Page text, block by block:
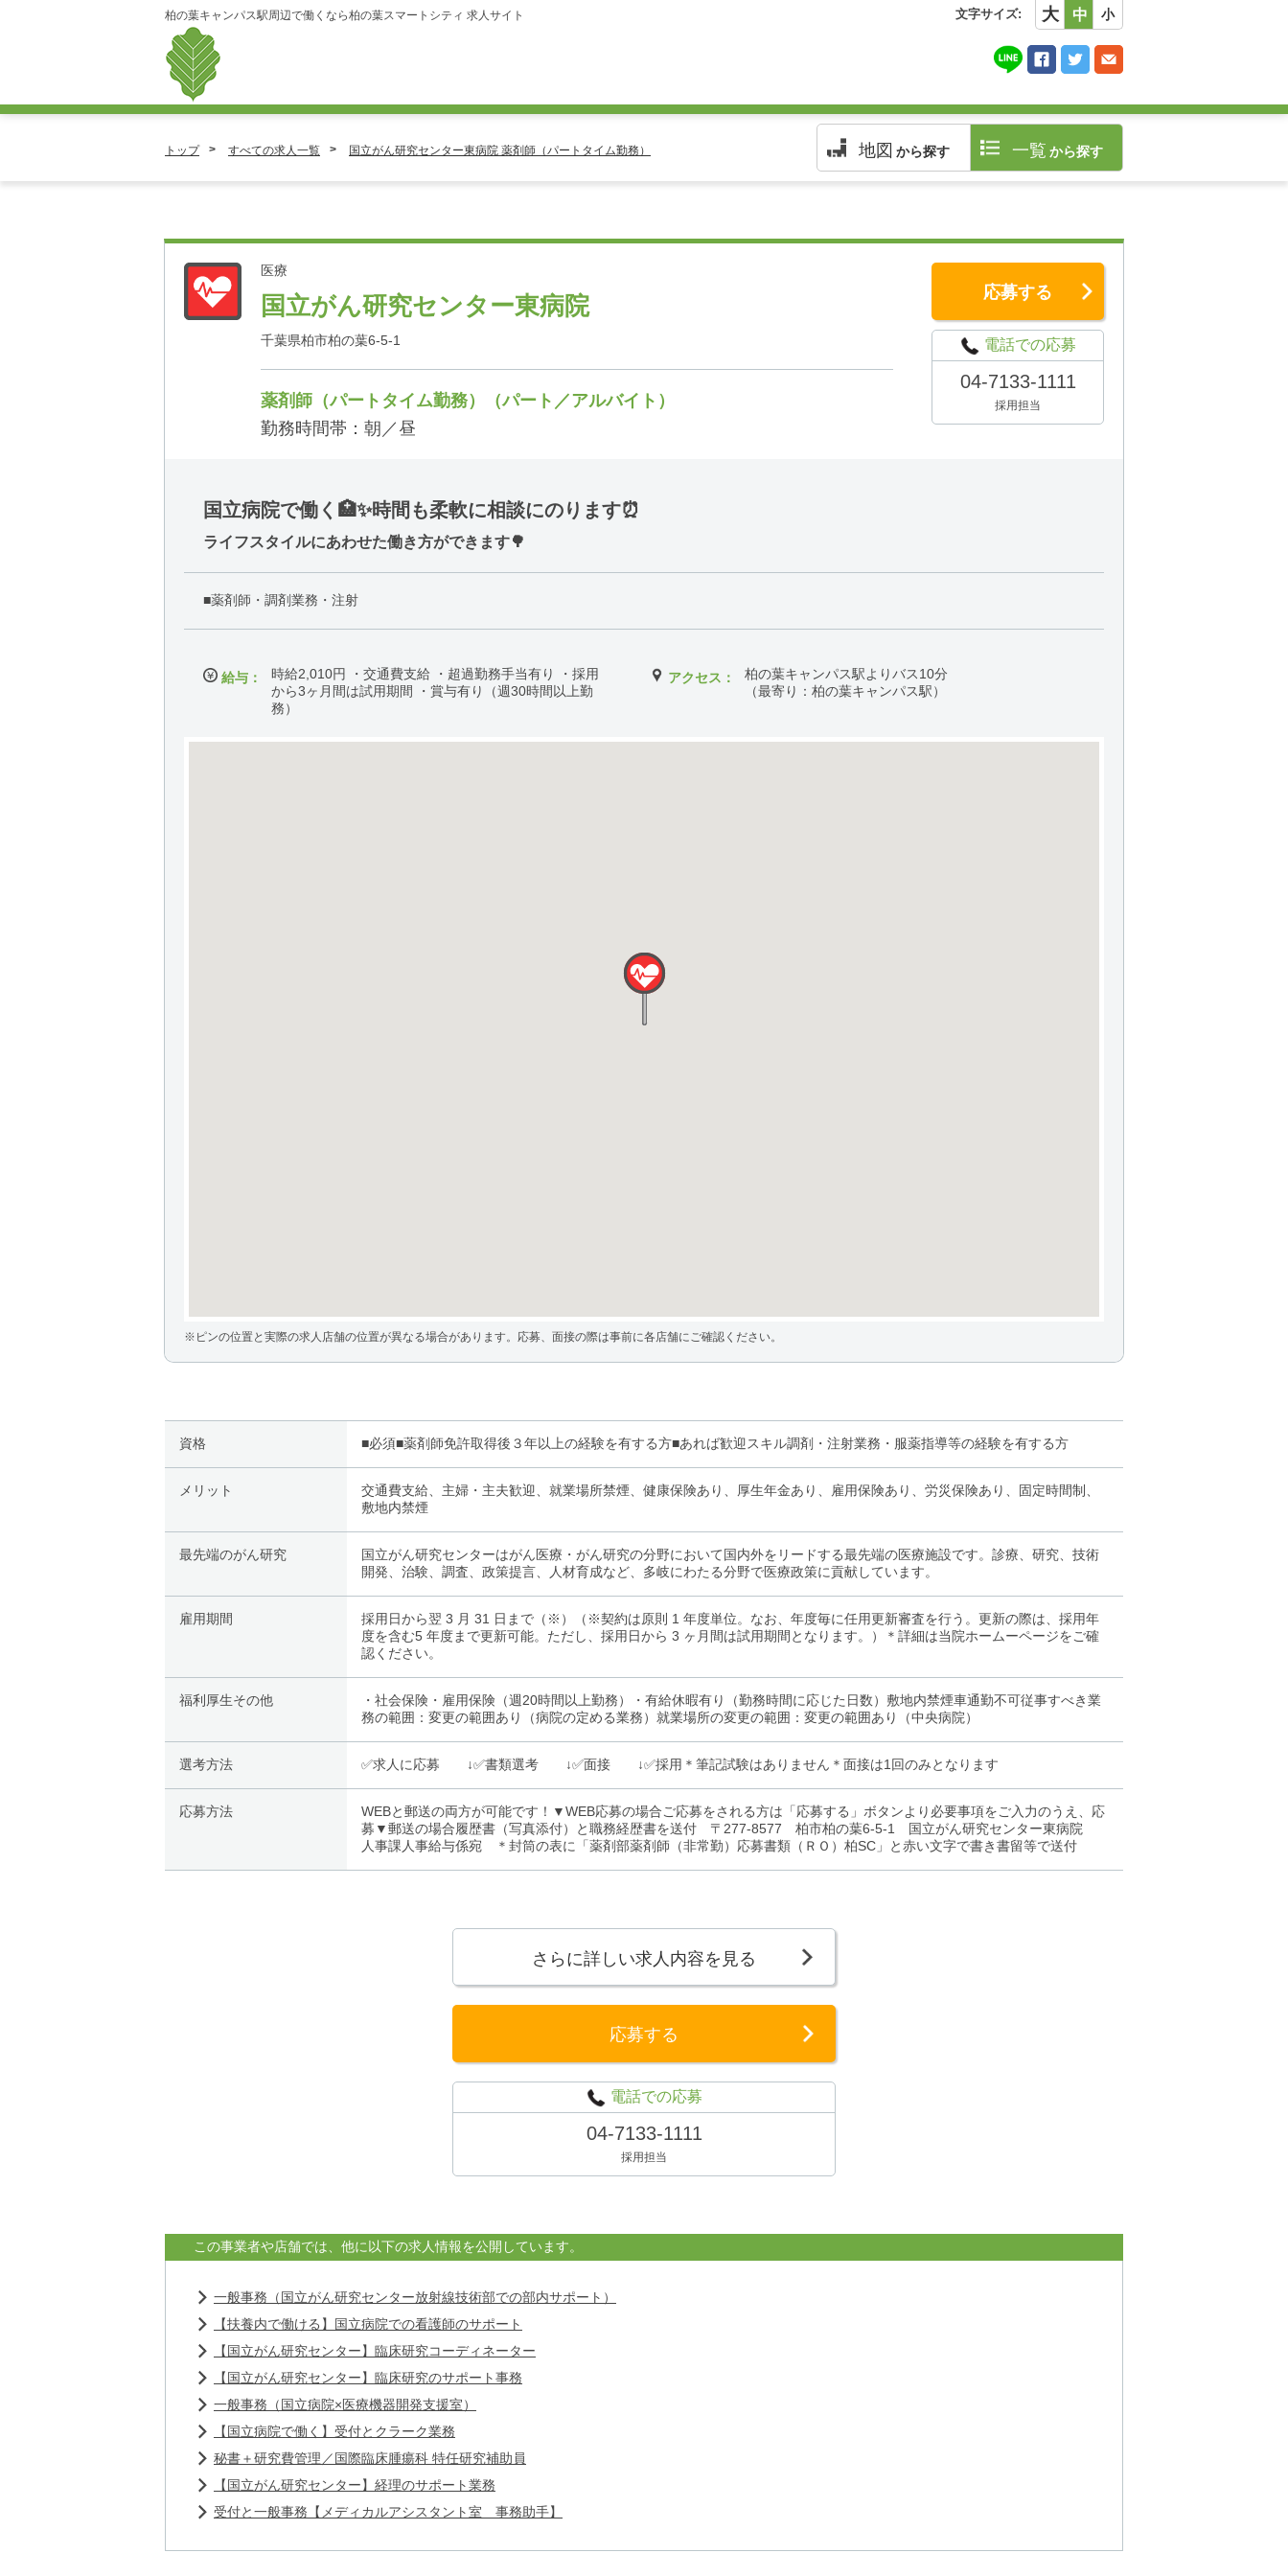
柏の葉キャンパス駅周辺で働くなら柏の葉スマートシティ 求人サイト 文字サイズ: 大 中 小
地図 から探す 一覧 から探す
トップ すべての求人一覧 国立がん研究センター東病院 薬剤師（パートタイム勤務）
医療
国立がん研究センター東病院
千葉県柏市柏の葉6-5-1
薬剤師（パートタイム勤務）（パート／アルバイト）
勤務時間帯：朝／昼
応募する
電話での応募
04-7133-1111
採用担当
国立病院で働く🏥✨時間も柔軟に相談にのります⏰
ライフスタイルにあわせた働き方ができます🌳
■薬剤師・調剤業務・注射
給与：
時給2,010円 ・交通費支給 ・超過勤務手当有り ・採用
から3ヶ月間は試用期間 ・賞与有り（週30時間以上勤
務）
アクセス：
柏の葉キャンパス駅よりバス10分
（最寄り：柏の葉キャンパス駅）
※ピンの位置と実際の求人店舗の位置が異なる場合があります。応募、面接の際は事前に各店舗にご確認ください。
資格 ■必須■薬剤師免許取得後３年以上の経験を有する方■あれば歓迎スキル調剤・注射業務・服薬指導等の経験を有する方
メリット
交通費支給、主婦・主夫歓迎、就業場所禁煙、健康保険あり、厚生年金あり、雇用保険あり、労災保険あり、固定時間制、
敷地内禁煙
最先端のがん研究
国立がん研究センターはがん医療・がん研究の分野において国内外をリードする最先端の医療施設です。診療、研究、技術
開発、治験、調査、政策提言、人材育成など、多岐にわたる分野で医療政策に貢献しています。
雇用期間
採用日から翌 3 月 31 日まで（※）（※契約は原則 1 年度単位。なお、年度毎に任用更新審査を行う。更新の際は、採用年
度を含む5 年度まで更新可能。ただし、採用日から 3 ヶ月間は試用期間となります。）＊詳細は当院ホームーページをご確
認ください。
福利厚生その他
・社会保険・雇用保険（週20時間以上勤務）・有給休暇有り（勤務時間に応じた日数）敷地内禁煙車通勤不可従事すべき業
務の範囲：変更の範囲あり（病院の定める業務）就業場所の変更の範囲：変更の範囲あり（中央病院）
選考方法 ✅️求人に応募 ↓✅️書類選考 ↓✅️面接 ↓✅️採用＊筆記試験はありません＊面接は1回のみとなります
応募方法
WEBと郵送の両方が可能です！▼WEB応募の場合ご応募をされる方は「応募する」ボタンより必要事項をご入力のうえ、応
募▼郵送の場合履歴書（写真添付）と職務経歴書を送付 〒277-8577 柏市柏の葉6-5-1 国立がん研究センター東病院
人事課人事給与係宛 ＊封筒の表に「薬剤部薬剤師（非常勤）応募書類（ＲＯ）柏SC」と赤い文字で書き書留等で送付
さらに詳しい求人内容を見る
応募する
電話での応募
04-7133-1111
採用担当
この事業者や店舗では、他に以下の求人情報を公開しています。
一般事務（国立がん研究センター放射線技術部での部内サポート）
【扶養内で働ける】国立病院での看護師のサポート
【国立がん研究センター】臨床研究コーディネーター
【国立がん研究センター】臨床研究のサポート事務
一般事務（国立病院×医療機器開発支援室）
【国立病院で働く】受付とクラーク業務
秘書＋研究費管理／国際臨床腫瘍科 特任研究補助員
【国立がん研究センター】経理のサポート業務
受付と一般事務【メディカルアシスタント室 事務助手】